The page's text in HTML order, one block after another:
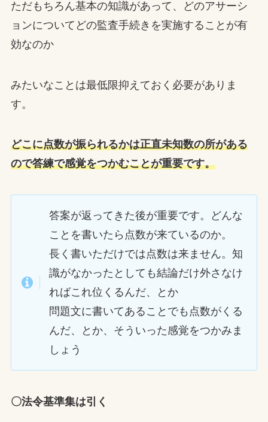
ただもちろん基本の知識があって、どのアサーシ
ョンについてどの監査手続きを実施することが有
効なのか
みたいなことは最低限抑えておく必要がありま
す。
どこに点数が振られるかは正直未知数の所がある
ので答練で感覚をつかむことが重要です。
答案が返ってきた後が重要です。どんな
ことを書いたら点数が来ているのか。
長く書いただけでは点数は来ません。知
識がなかったとしても結論だけ外さなけ
ればこれ位くるんだ、とか
問題文に書いてあることでも点数がくる
んだ、とか、そういった感覚をつかみま
しょう
〇法令基準集は引く